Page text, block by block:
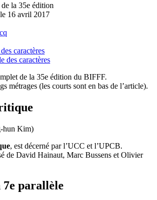
la 35e édition
16 avril 2017
de la 35e édition du BIFFF.
métrages (les courts sont en bas de l’article).
hun Kim)
, est décerné par l’UCC et l’UPCB.
de David Hainaut, Marc Bussens et Olivier
parallèle